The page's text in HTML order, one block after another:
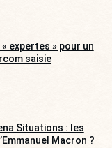
expertes » pour un
saisie
Situations : les
Macron ?